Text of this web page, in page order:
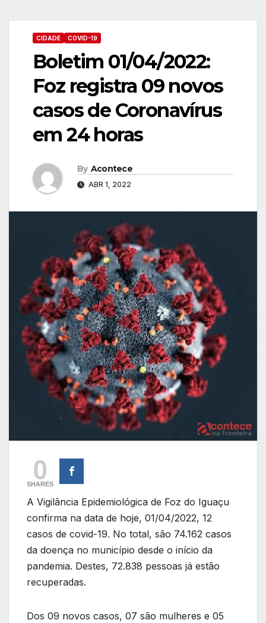
CIDADE COVID-19
Boletim 01/04/2022:
Foz registra 09 novos
casos de Coronavírus
em 24 horas
By Acontece
ABR 1, 2022
0
SHARES
A Vigilância Epidemiológica de Foz do Iguaçu
confirma na data de hoje, 01/04/2022, 12
casos de covid-19. No total, são 74.162 casos
da doença no município desde o início da
pandemia. Destes, 72.838 pessoas já estão
recuperadas.
Dos 09 novos casos, 07 são mulheres e 05